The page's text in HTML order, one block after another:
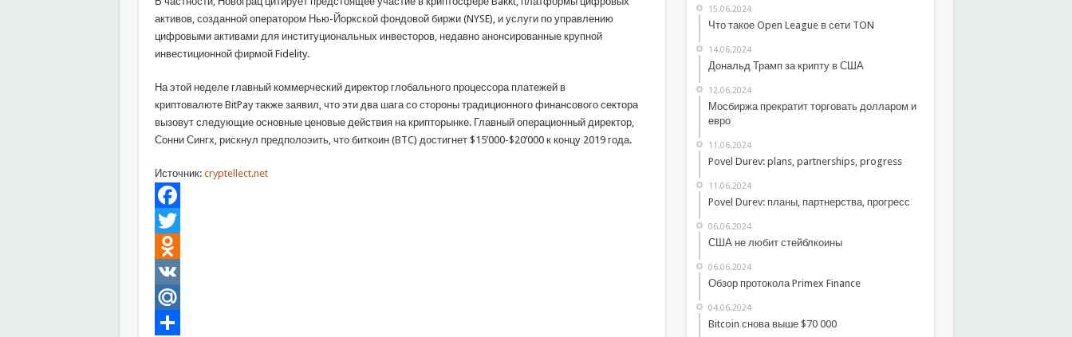
активов, созданной оператором Нью-Йоркской фондовой биржи (NYSE), и услуги по управлению
цифровыми активами для институциональных инвесторов, недавно анонсированные крупной
инвестиционной фирмой Fidelity.
На этой неделе главный коммерческий директор глобального процессора платежей в
криптовалюте BitPay также заявил, что эти два шага со стороны традиционного финансового сектора
вызовут следующие основные ценовые действия на крипторынке. Главный операционный директор,
Сонни Сингх, рискнул предполоэить, что биткоин (BTC) достигнет $15’000-$20’000 к концу 2019 года.
Источник:cryptellect.net
Facebook
Twitter
Odnoklassniki
VK
Mail.Ru
15.06.2024
Что такое Open League в сети TON
14.06.2024
Дональд Трамп за крипту в США
12.06.2024
Мосбиржа прекратит торговать долларом и
евро
11.06.2024
Povel Durev: plans, partnerships, progress
11.06.2024
Povel Durev: планы, партнерства, прогресс
06.06.2024
США не любит стейблкоины
06.06.2024
Обзор протокола Primex Finance
04.06.2024
Bitcoin снова выше $70 000